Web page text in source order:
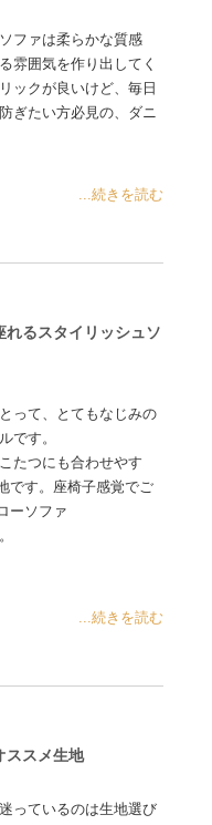
ファは柔らかな質感
雰囲気を作り出してく
ックが良いけど、毎日
ぎたい方必見の、ダニ
...続きを読む
れるスタイリッシュソ
って、とてもなじみの
です。
たつにも合わせやす
です。座椅子感覚でご
ーソファ
...続きを読む
ススメ生地
っているのは生地選び